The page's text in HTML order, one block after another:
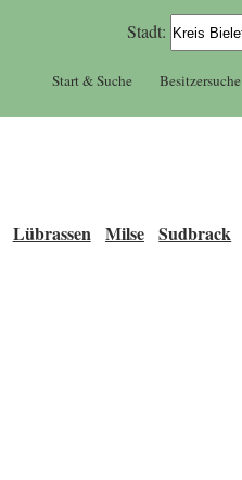
Stadt:
Start & Suche Besitzersuche
Lübrassen Milse Sudbrack